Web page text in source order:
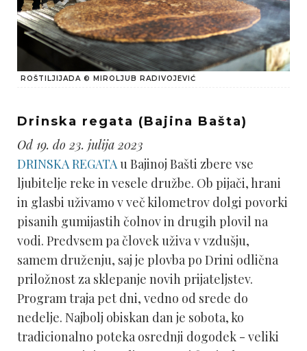
ROŠTILJIJADA © MIROLJUB RADIVOJEVIĆ
Drinska regata (Bajina Bašta)
Od 19. do 23. julija 2023
DRINSKA REGATAu Bajinoj Bašti zbere vse
ljubitelje reke in vesele družbe. Ob pijači, hrani
in glasbi uživamo v več kilometrov dolgi povorki
pisanih gumijastih čolnov in drugih plovil na
vodi. Predvsem pa človek uživa v vzdušju,
samem druženju, saj je plovba po Drini odlična
priložnost za sklepanje novih prijateljstev.
Program traja pet dni, vedno od srede do
nedelje. Najbolj obiskan dan je sobota, ko
tradicionalno poteka osrednji dogodek - veliki